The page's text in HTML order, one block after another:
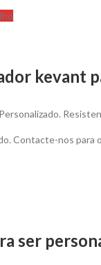
kevant
Contacte-nos
ser